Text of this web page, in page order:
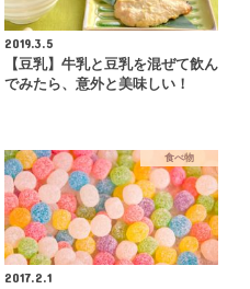
2019.3.5
【豆乳】牛乳と豆乳を混ぜて飲ん
でみたら、意外と美味しい！
食べ物
2017.2.1